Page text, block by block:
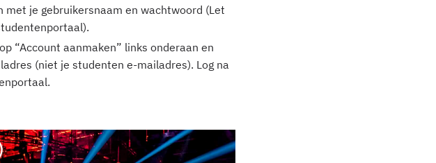
met je gebruikersnaam en wachtwoord (Let
“Account aanmaken” links onderaan en
(niet je studenten e-mailadres). Log na